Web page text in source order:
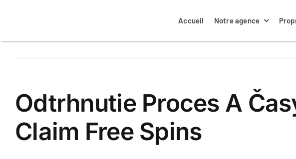
Accueil Notre agence
Odtrhnutie Proces A
Claim Free Spins